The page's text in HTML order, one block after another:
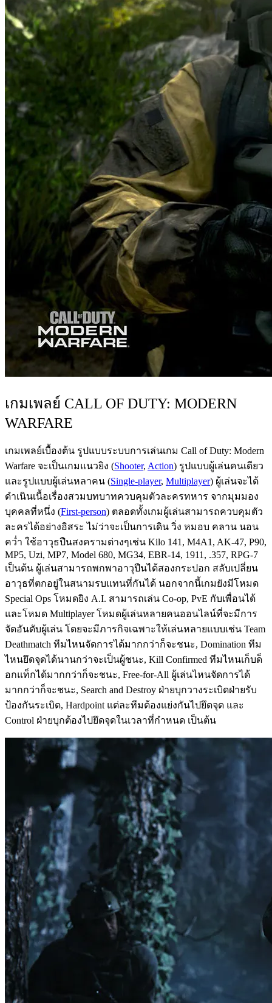
เกมเพลย์ CALL OF DUTY: MODERN
WARFARE
เกมเพลย์เบื้องต้น รูปแบบระบบการเล่นเกม Call of Duty: Modern
Warfare จะเป็นเกมแนวยิง (Shooter, Action) รูปแบบผู้เล่นคนเดียว
และรูปแบบผู้เล่นหลาคน (Single-player, Multiplayer) ผู้เล่นจะได้
ดำเนินเนื้อเรื่องสวมบทบาทควบคุมตัวละครทหาร จากมุมมอง
บุคคลที่หนึ่ง (First-person) ตลอดทั้งเกมผู้เล่นสามารถควบคุมตัว
ละครได้อย่างอิสระ ไม่ว่าจะเป็นการเดิน วิ่ง หมอบ คลาน นอน
คว่ำ ใช้อาวุธปืนสงครามต่างๆเช่น Kilo 141, M4A1, AK-47, P90,
MP5, Uzi, MP7, Model 680, MG34, EBR-14, 1911, .357, RPG-7
เป็นต้น ผู้เล่นสามารถพกพาอาวุปืนได้สองกระปอก สลับเปลี่ยน
อาวุธที่ตกอยู่ในสนามรบแทนที่กันได้ นอกจากนี้เกมยังมีโหมด
Special Ops โหมดยิง A.I. สามารถเล่น Co-op, PvE กับเพื่อนได้
และโหมด Multiplayer โหมดผู้เล่นหลายคนออนไลน์ที่จะมีการ
จัดอันดับผู้เล่น โดยจะมีภารกิจเฉพาะให้เล่นหลายแบบเช่น Team
Deathmatch ทีมไหนจัดการได้มากกว่าก็จะชนะ, Domination ทีม
ไหนยึดจุดได้นานกว่าจะเป็นผู้ชนะ, Kill Confirmed ทีมไหนเก็บด็
อกแท็กได้มากกว่าก็จะชนะ, Free-for-All ผู้เล่นไหนจัดการได้
มากกว่าก็จะชนะ, Search and Destroy ฝ่ายบุกวางระเบิดฝ่ายรับ
ป้องกันระเบิด, Hardpoint แต่ละทีมต้องแย่งกันไปยึดจุด และ
Control ฝ่ายบุกต้องไปยึดจุดในเวลาที่กำหนด เป็นต้น